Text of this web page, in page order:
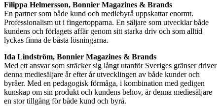
Filippa Helmersson, Bonnier Magazines & Brands
En partner som både kund och mediebyrå uppskattar enormt.
Professionalism ut i fingertopparna. En säljare som utvecklar både
kundens och förlagets affär genom sitt starka driv och som alltid
lyckas finna de bästa lösningarna.
Ida Lindström, Bonnier Magazines & Brands
Med ett ansvar som sträcker sig långt utanför Sveriges gränser driver
denna mediesäljare år efter år utvecklingen av både kunder och
byråer. Med en pedagogisk förmåga, i kombination med gedigen
kunskap om sin produkt och kundens behov, är denna mediesäljare
en stor tillgång för både kund och byrå.